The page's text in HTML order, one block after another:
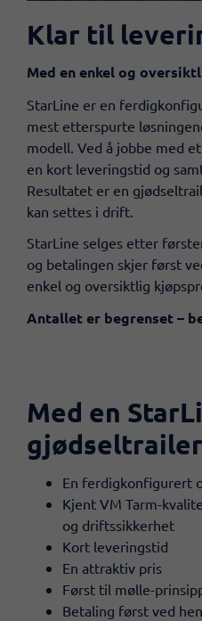
Klar til
​Med en enkel og
StarLine er en
mest etterspurte
modell. Ved å jobbe med
en kort leveringstid og
Resultatet er en
kan settes i drift.
StarLine selges etter
og betalingen skjer først
enkel og oversiktlig
Antallet er begrenset –
Med en
En ferdigkonfigurert
Kjent VM Tarm-
og driftssikkerhet
Kort leveringstid
En attraktiv pris
Først til mølle-
Betaling først ved